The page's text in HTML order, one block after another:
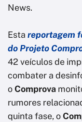
News.
Esta reportagem
do Projeto
42 veículos de
combater a
oComprova
rumores
quinta fase, o